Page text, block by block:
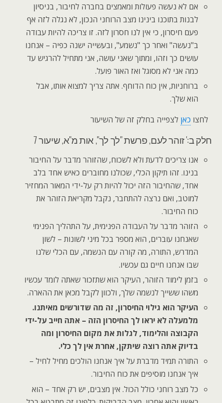
אם לא נעשה פעולות ומאמצים בחברה לחיבור, בניסיון
לבנות בתוכנו בינינו מצב הרוחני הנכון, לא נגלה לזה אף
פעם חיסרון, כי אין לנו חסרון לזה. זו צריכה להיות עבודה
ב"נעשה" ואחר כך "נשמע", ובעשייה ישנה כפיה – אנחנו
עושים כך וזהו, ומתוך שאני עושה, אני מתחיל להרגיש עד
כמה אני לא מסוגל ואז האור פועל.
ברוחניות, אין כוח הדוחף. אתה צריך למצוא אותו, אבל
הוא שלך.
לחצו כאן לצפייה בחלק זה של השיעור
חלק ב:' זוהר לעם, פרשת "לך לך", אות מ"א, שיעור 7
אנו צריכים לדעת ולא לשכוח, שהזוהר מדבר על החיבור
בנינו. זהו תיקון הכלי, שכולנו מחוברים כאיש אחד בלב
אחד, שהחיבור הזה יכול להיות רק על-ידי המאור המחזיר
למוטב, ואם נרצה להתחבר, נקבל מקריאת הזוהר את
כוח החיבור.
הזוהר מדבר על העבודה הפנימית, על התהליך הפנימי
שאנחנו עוברים, הוא מספר בכל מיני לשונות – לשון
המדרש, התורה, מה קורה עם הנשמה, עם הכלי שלנו
שבו אנחנו חיים גם עכשיו.
בזמן לימוד הזוהר, העיקר הוא שתזכור שאתה לומד עכשיו
משהו ששייך לנשמה שלך, ולכוון לקבל מכאן את ההארה.
העיקר הוא גילוי החיסרון, זה מה שדורשים מאיתנו.
מלמעלה לא יראו לך החיסרון הזה – אתה חייב על-ידי
הקבוצה והלימוד, לגלות את מקום החיסרון ומה
בדיוק אתה רוצה שיתקן, אחרת אין לך כלי.
התורה תמיד מדברת על איך אנחנו הולכים מחיל לחיל –
איך אנחנו מוסיפים את כוח החיבור.
כל מצב רוחני כולל הכול. אין מצבים, יש רק אחד – הוא